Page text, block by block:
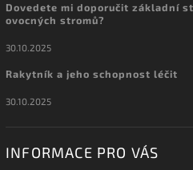
Dovedete mi doporučit základní
ovocných stromů?
30.10.2025
Rakytník a jeho schopnost léčit
30.10.2025
INFORMACE PRO VÁS